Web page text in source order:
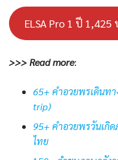
ELSA Pro 1 ปี 1,425
>>> Read more:
65+ คำอวยพรเดินท
trip)
95+ คำอวยพรวันเกิ
ไทย